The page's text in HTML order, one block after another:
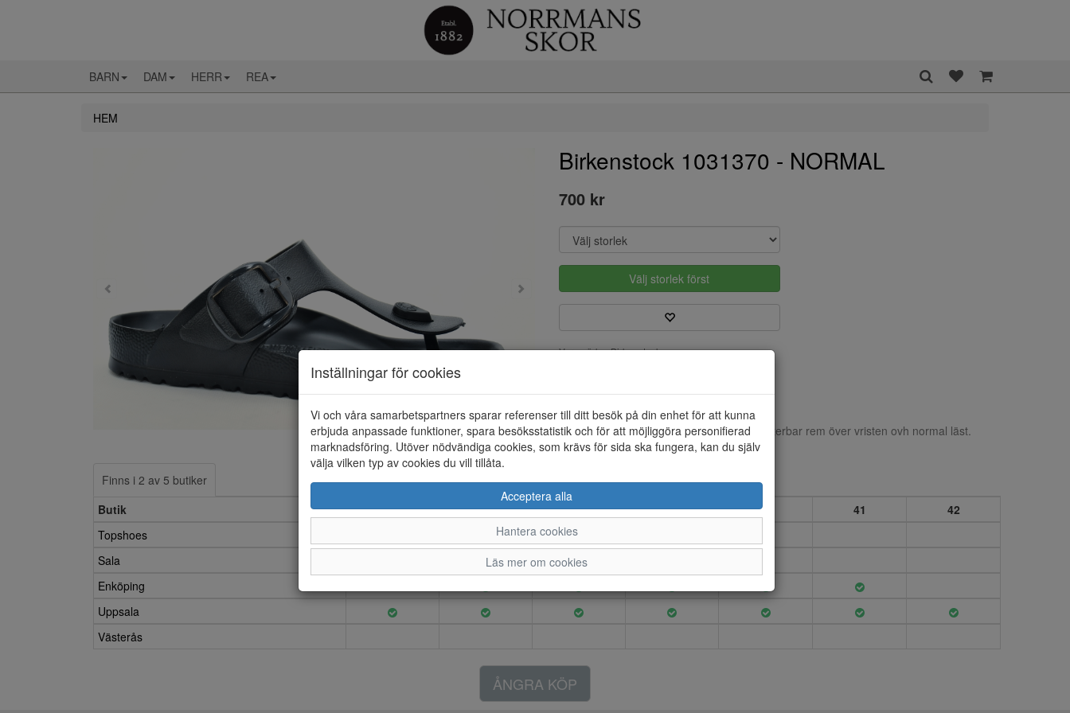
BARN DAM HERR REA
HEM
Birkenstock 1031370 - NORMAL
700 kr
Välj storlek först
Varumärke: Birkenstock
Färg: Svart
Gizeh Big Buckle EVA som badsandal. Justerbar rem över vristen ovh normal läst.
Finns i 2 av 5 butiker
Butik
36 37 38 39 40 41
42
Topshoes
Sala
Enköping
Uppsala
Västerås
ÅNGRA KÖP
Inställningar för cookies
Vi och våra samarbetspartners sparar referenser till ditt besök på din enhet för att kunna
erbjuda anpassade funktioner, spara besöksstatistik och för att möjliggöra personifierad
marknadsföring. Utöver nödvändiga cookies, som krävs för sida ska fungera, kan du själv
välja vilken typ av cookies du vill tillåta.
Acceptera alla
Hantera cookies
Läs mer om cookies